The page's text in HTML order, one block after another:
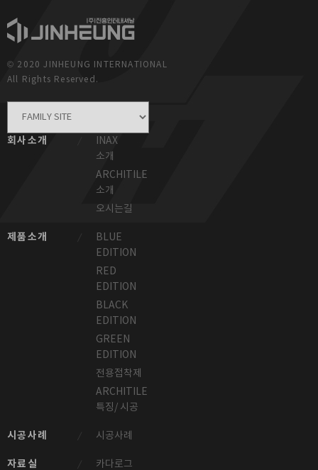
© 2020 JINHEUNG INTERNATIONAL
All Rights Reserved.
회사소개
INAX
소개
ARCHITILE
소개
오시는길
제품소개
BLUE
EDITION
RED
EDITION
BLACK
EDITION
GREEN
EDITION
전용접착제
ARCHITILE
특징/ 시공
시공사례 시공사례
자료실
카다로그